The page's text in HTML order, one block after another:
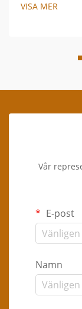
VISA MER
Vår
E-post
Namn